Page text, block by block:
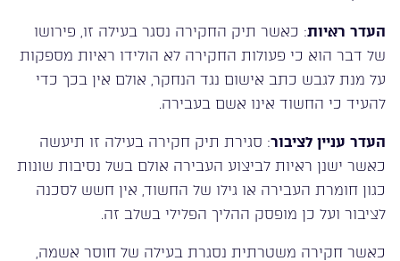
העדר ראיות: כאשר תיק החקירה נסגר בעילה זו, פירושו
של דבר הוא כי פעולות החקירה לא הולידו ראיות מספקות
על מנת לגבש כתב אישום נגד הנחקר, אולם אין בכך כדי
להעיד כי החשוד אינו אשם בעבירה.
העדר עניין לציבור: סגירת תיק חקירה בעילה זו תיעשה
כאשר ישנן ראיות לביצוע העבירה אולם בשל נסיבות שונות
כגון חומרת העבירה או גילו של החשוד, אין חשש לסכנה
לציבור ועל כן מופסק ההליך הפלילי בשלב זה.
כאשר חקירה משטרתית נסגרת בעילה של חוסר אשמה,